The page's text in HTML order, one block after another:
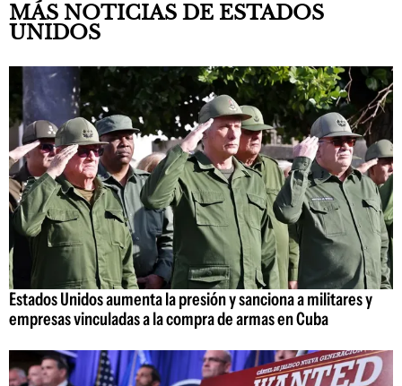
MÁS NOTICIAS DE ESTADOS
UNIDOS
Estados Unidos aumenta la presión y sanciona a militares y
empresas vinculadas a la compra de armas en Cuba